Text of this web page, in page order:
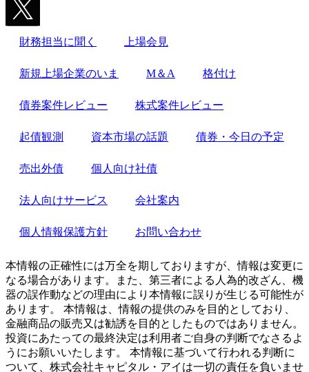
財務担当に聞く 上場会見
新規上場企業のいま M＆A 格付け
債券案件レビュー 株式案件レビュー
起債観測 資本市場の話題 債券・今日の予定
売出外債 個人向け社債
法人向けサービス 会社案内
個人情報保護方針 お問い合わせ
本情報の正確性には万全を期しておりますが、情報は変更に
なる場合があります。また、第三者による人為的改ざん、機
器の誤作動などの理由により本情報に誤りが生じる可能性が
あります。 本情報は、情報の提供のみを目的としており、
金融商品の販売又は勧誘を目的としたものではありません。
投資にあたっての最終決定は利用者ご自身の判断でなさるよ
うにお願いいたします。 本情報に基づいて行われる判断に
ついて、株式会社キャピタル・アイは一切の責任を負いませ